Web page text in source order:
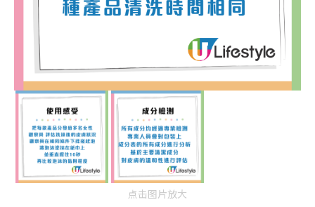
点击图片放大